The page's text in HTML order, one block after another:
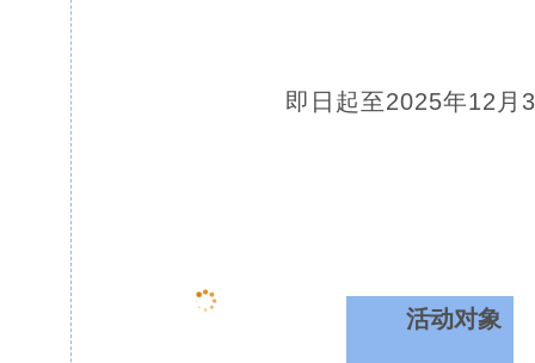
即日起至2025年12月
活动对象